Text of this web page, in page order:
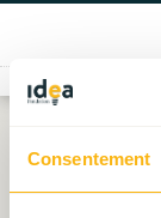
Consentement
Skip
content
Étiquette :